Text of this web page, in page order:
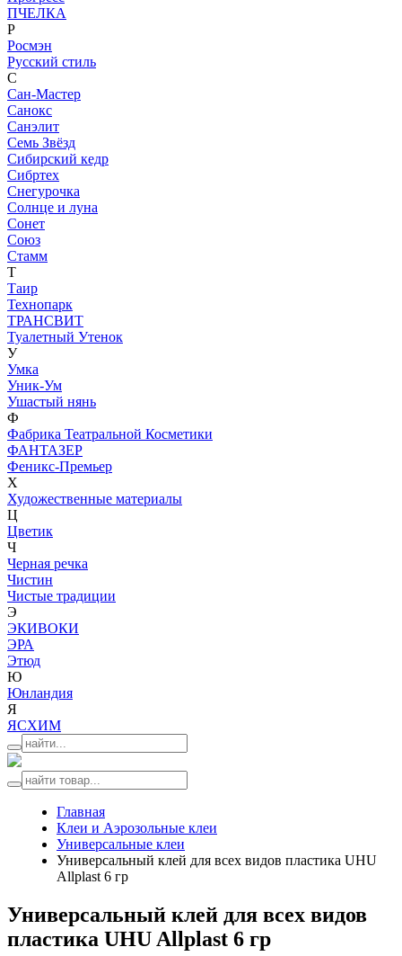
ПЧЕЛКА
Р
Росмэн
Русский стиль
С
Сан-Мастер
Санокс
Санэлит
Семь Звёзд
Сибирский кедр
Сибртех
Снегурочка
Солнце и луна
Сонет
Союз
Стамм
Т
Таир
Технопарк
ТРАНСВИТ
Туалетный Утенок
У
Умка
Уник-Ум
Ушастый нянь
Ф
Фабрика Театральной Косметики
ФАНТАЗЕР
Феникс-Премьер
Х
Художественные материалы
Ц
Цветик
Ч
Черная речка
Чистин
Чистые традиции
Э
ЭКИВОКИ
ЭРА
Этюд
Ю
Юнландия
Я
ЯСХИМ
Главная
Клеи и Аэрозольные клеи
Универсальные клеи
Универсальный клей для всех видов пластика UHU
Allplast 6 гр
Универсальный клей для всех видов
пластика UHU Allplast 6 гр